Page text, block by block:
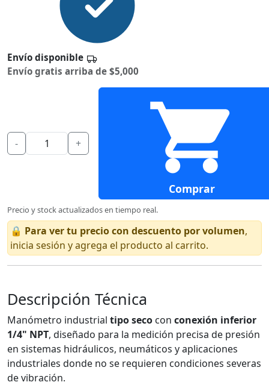
Envío disponible
Envío gratis arriba de $5,000
- +
Comprar
Precio y stock actualizados en tiempo real.
🔒 Para ver tu precio con descuento por volumen,
inicia sesión y agrega el producto al carrito.
Descripción Técnica
Manómetro industrial tipo seco con conexión inferior
1/4" NPT, diseñado para la medición precisa de presión
en sistemas hidráulicos, neumáticos y aplicaciones
industriales donde no se requieren condiciones severas
de vibración.